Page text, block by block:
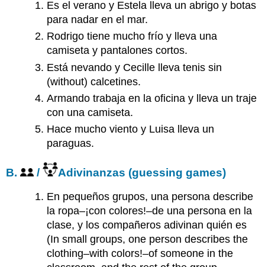
Es el verano y Estela lleva un abrigo y botas
para nadar en el mar.
Rodrigo tiene mucho frío y lleva una
camiseta y pantalones cortos.
Está nevando y Cecille lleva tenis sin
(without)calcetines.
Armando trabaja en la oficina y lleva un traje
con una camiseta.
Hace mucho viento y Luisa lleva un
paraguas.
B. / Adivinanzas (guessing games)
En pequeños grupos, una persona describe
la ropa–¡con colores!–de una persona en la
clase, y los compañeros adivinan quién es
(In small groups, one person describes the
clothing–with colors!–of someone in the